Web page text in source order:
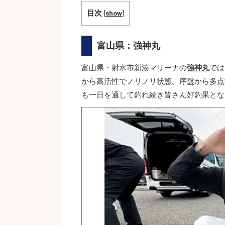
目次 [show]
富山県：強神丸
富山県・射水市新湊マリーナの強神丸で
から高活性でノリノリ状態。序盤から多
も一日を通して釣れ続き皆さん好釣果と